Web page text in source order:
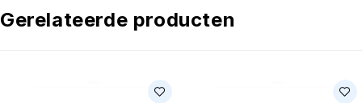
Gerelateerde producten